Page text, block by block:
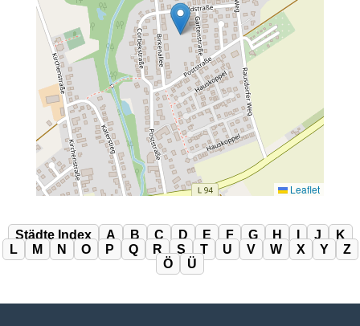
Leaflet
Städte Index A B C D E F G H J
K
L
M N O P Q R S T U V W X Y
Z
Ö
Ü